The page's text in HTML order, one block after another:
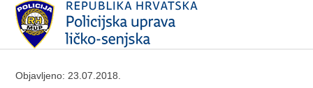
Objavljeno: 23.07.2018.